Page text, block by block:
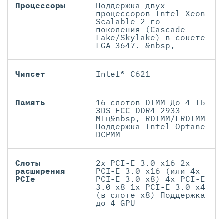
Процессоры
Поддержка двух
процессоров Intel Xeon
Scalable 2-го
поколения (Cascade
Lake/Skylake) в сокете
LGA 3647. &nbsp,
Чипсет Intel® C621
Память
16 слотов DIMM До 4 ТБ
3DS ECC DDR4-2933
МГц&nbsp, RDIMM/LRDIMM
Поддержка Intel Optane
DCPMM
Слоты
расширения
PCIe
2x PCI-E 3.0 x16 2x
PCI-E 3.0 x16 (или 4x
PCI-E 3.0 x8) 4x PCI-E
3.0 x8 1x PCI-E 3.0 x4
(в слоте x8) Поддержка
до 4 GPU